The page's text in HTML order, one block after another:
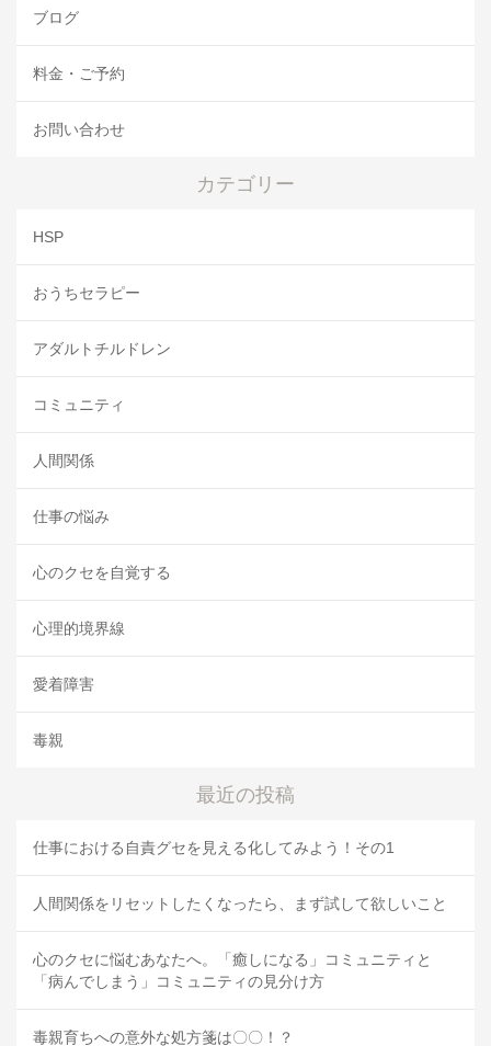
ブログ
料金・ご予約
お問い合わせ
カテゴリー
HSP
おうちセラピー
アダルトチルドレン
コミュニティ
人間関係
仕事の悩み
心のクセを自覚する
心理的境界線
愛着障害
毒親
最近の投稿
仕事における自責グセを見える化してみよう！その1
人間関係をリセットしたくなったら、まず試して欲しいこと
心のクセに悩むあなたへ。「癒しになる」コミュニティと
「病んでしまう」コミュニティの見分け方
毒親育ちへの意外な処方箋は〇〇！？